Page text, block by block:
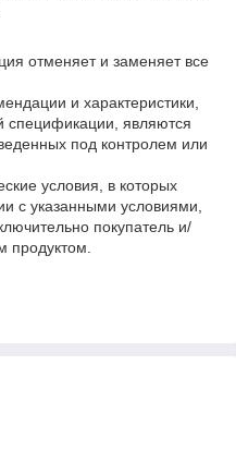
отменяет и заменяет все
и характеристики,
спецификации, являются
под контролем или
условия, в которых
с указанными условиями,
покупатель и/